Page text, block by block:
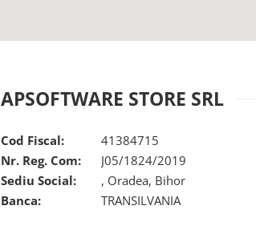
APSOFTWARE STORE SRL
Cod Fiscal:
41384715
Nr. Reg. Com:
J05/1824/2019
Sediu Social:
, Oradea, Bihor
Banca:
TRANSILVANIA